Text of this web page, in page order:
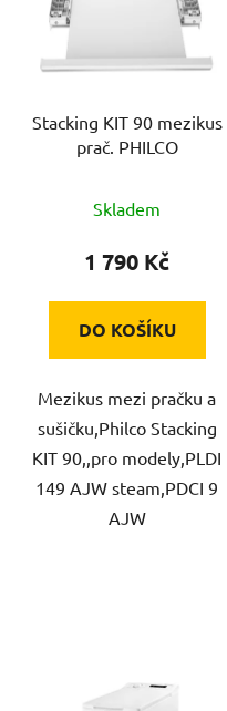
Stacking KIT 90 mezikus
prač. PHILCO
Skladem
1 790 Kč
DO KOŠÍKU
Mezikus mezi pračku a
sušičku,Philco Stacking
KIT 90,,pro modely,PLDI
149 AJW steam,PDCI 9
AJW